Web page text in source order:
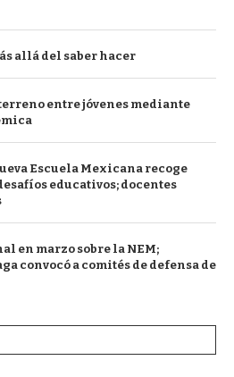
allá del saber hacer
entre jóvenes mediante
Escuela Mexicana recoge
educativos; docentes
en marzo sobre la NEM;
convocó a comités de defensa de